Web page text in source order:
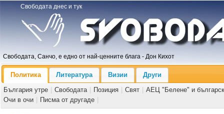
Свободата днес и тук
Свободата, Санчо, е едно от най-ценните блага - Дон Кихот
Политика Литература Визии
Други
България утре
Свободата Позиция Свят
АЕЦ "Белене" и
Очи в очи
Писма от другаде